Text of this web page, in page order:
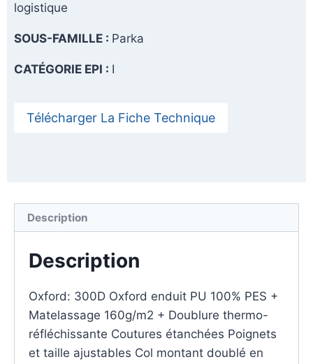
logistique
SOUS-FAMILLE : Parka
CATÉGORIE EPI : I
Télécharger La Fiche Technique
Description
Description
Oxford: 300D Oxford enduit PU 100% PES +
Matelassage 160g/m2 + Doublure thermo-
réfléchissante Coutures étanchées Poignets
et taille ajustables Col montant doublé en